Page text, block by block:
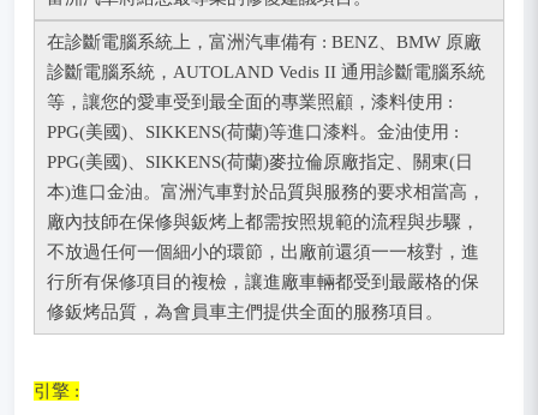
在診斷電腦系統上，富洲汽車備有 : BENZ、BMW 原廠
診斷電腦系統，AUTOLAND Vedis II 通用診斷電腦系統
等，讓您的愛車受到最全面的專業照顧，漆料使用 :
PPG(美國)、SIKKENS(荷蘭)等進口漆料。金油使用 :
PPG(美國)、SIKKENS(荷蘭)麥拉倫原廠指定、關東(日
本)進口金油。富洲汽車對於品質與服務的要求相當高，
廠內技師在保修與鈑烤上都需按照規範的流程與步驟，
不放過任何一個細小的環節，出廠前還須一一核對，進
行所有保修項目的複檢，讓進廠車輛都受到最嚴格的保
修鈑烤品質，為會員車主們提供全面的服務項目。
引擎 :